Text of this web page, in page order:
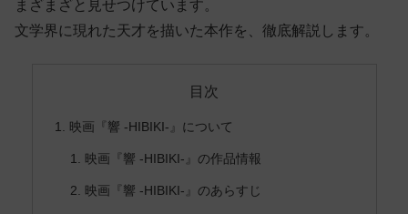
まざまざと見せつけています。
文学界に現れた天才を描いた本作を、徹底解説します。
目次
映画『響 -HIBIKI-』について
映画『響 -HIBIKI-』の作品情報
映画『響 -HIBIKI-』のあらすじ